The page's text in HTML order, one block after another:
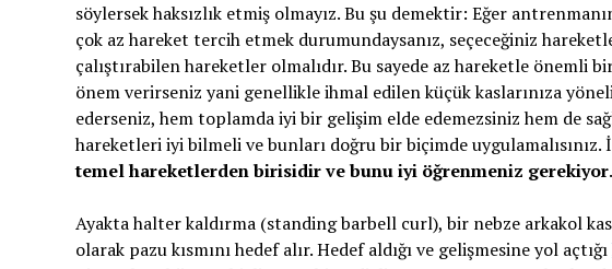
söylersek haksızlık etmiş olmayız. Bu şu demektir: Eğer
çok az hareket tercih etmek durumundaysanız, seçeceğiniz
çalıştırabilen hareketler olmalıdır. Bu sayede az hareketle önemli
önem verirseniz yani genellikle ihmal edilen küçük kaslarınıza
ederseniz, hem toplamda iyi bir gelişim elde edemezsiniz hem de
hareketleri iyi bilmeli ve bunları doğru bir biçimde uygulamalısınız.
temel hareketlerden birisidir ve bunu iyi öğrenmeniz gerekiyor.
Ayakta halter kaldırma (standing barbell curl), bir nebze arkakol
olarak pazu kısmını hedef alır. Hedef aldığı ve gelişmesine yol açtığı